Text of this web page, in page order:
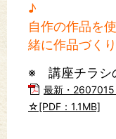
自作の作品を
緒に作品づく
※ 講座チラシ
最新・
☆[PDF：1.1MB]